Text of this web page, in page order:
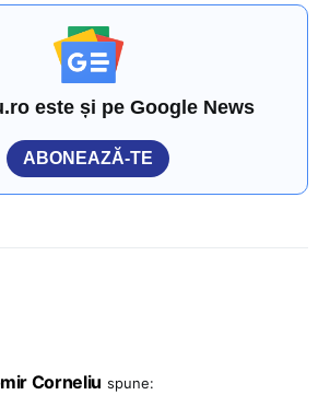
este și pe Google News
ABONEAZĂ-TE
Corneliu spune: